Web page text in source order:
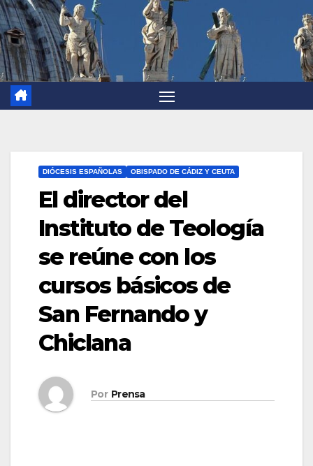
DIÓCESIS ESPAÑOLAS OBISPADO DE CÁDIZ Y CEUTA
El director del
Instituto de Teología
se reúne con los
cursos básicos de
San Fernando y
Chiclana
Por Prensa